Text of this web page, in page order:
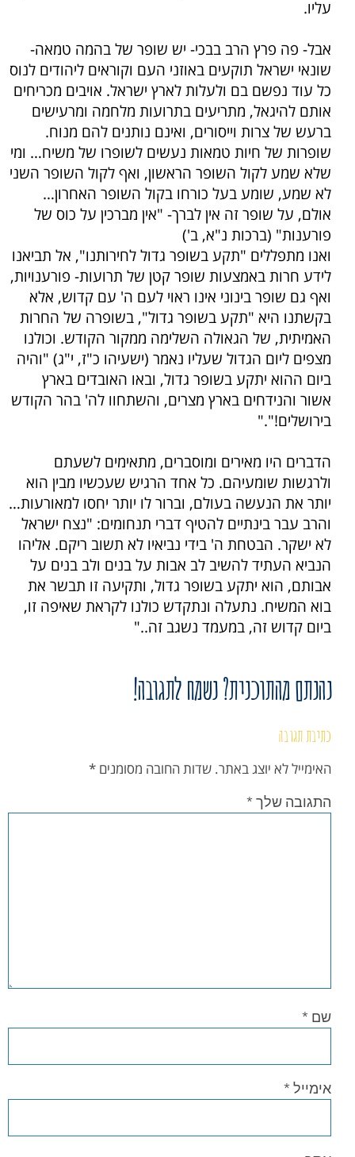
עליו.
אבל- פה פרץ הרב בבכי- יש שופר של בהמה טמאה-
שונאי ישראל תוקעים באוזני העם וקוראים ליהודים לנוס
כל עוד נפשם בם ולעלות לארץ ישראל. אויבים מכריחים
אותם להיגאל, מתריעים בתרועות מלחמה ומרעישים
ברעש של צרות וייסורים, ואינם נותנים להם מנוח.
שופרות של חיות טמאות נעשים לשופרו של משיח… ומי
שלא שמע לקול השופר הראשון, ואף לקול השופר השני
לא שמע, שומע בעל כורחו בקול השופר האחרון…
אולם, על שופר זה אין לברך- "אין מברכין על כוס של
פורענות" (ברכות נ"א, ב')
ואנו מתפללים "תקע בשופר גדול לחירותנו", אל תביאנו
לידע חרות באמצעות שופר קטן של תרועות- פורענויות,
ואף גם שופר בינוני אינו ראוי לעם ה' עם קדוש, אלא
בקשתנו היא "תקע בשופר גדול", בשופרה של החרות
האמיתית, של הגאולה השלימה ממקור הקודש. וכולנו
מצפים ליום הגדול שעליו נאמר (ישעיהו כ"ז, י"ג) "והיה
ביום ההוא יתקע בשופר גדול, ובאו האובדים בארץ
אשור והנידחים בארץ מצרים, והשתחוו לה' בהר הקודש
בירושלים!"."
הדברים היו מאירים ומוסברים, מתאימים לשעתם
ולרגשות שומעיהם. כל אחד הרגיש שעכשיו מבין הוא
יותר את הנעשה בעולם, וברור לו יותר יחסו למאורעות…
והרב עבר בינתיים להטיף דברי תנחומים: "נצח ישראל
לא ישקר. הבטחת ה' בידי נביאיו לא תשוב ריקם. אליהו
הנביא העתיד להשיב לב אבות על בנים ולב בנים על
אבותם, הוא יתקע בשופר גדול, ותקיעה זו תבשר את
בוא המשיח. נתעלה ונתקדש כולנו לקראת שאיפה זו,
ביום קדוש זה, במעמד נשגב זה.."
נהנתם מהתוכנית? נשמח לתגובה!
כתיבת תגובה
האימייל לא יוצג באתר. שדות החובה מסומנים *
התגובה שלך *
שם *
אימייל *